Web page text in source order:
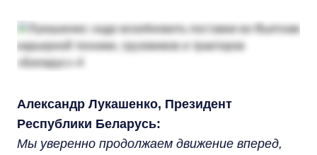
Александр Лукашенко, Президент
Республики Беларусь:
Мы уверенно продолжаем движение вперед,